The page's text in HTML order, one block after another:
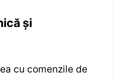
și
cu comenzile de